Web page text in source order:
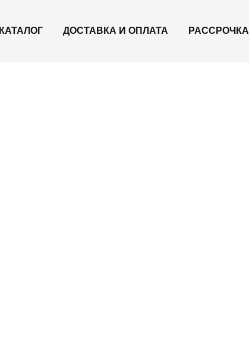
КАТАЛОГ ДОСТАВКА И ОПЛАТА РАССРОЧКА